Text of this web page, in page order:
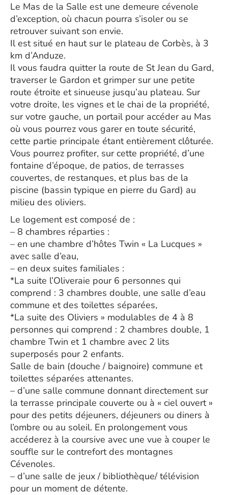
Le Mas de la Salle est une demeure cévenole
d’exception, où chacun pourra s’isoler ou se
retrouver suivant son envie.
Il est situé en haut sur le plateau de Corbès, à 3
km d’Anduze.
Il vous faudra quitter la route de St Jean du Gard,
traverser le Gardon et grimper sur une petite
route étroite et sinueuse jusqu’au plateau. Sur
votre droite, les vignes et le chai de la propriété,
sur votre gauche, un portail pour accéder au Mas
où vous pourrez vous garer en toute sécurité,
cette partie principale étant entièrement clôturée.
Vous pourrez profiter, sur cette propriété, d’une
fontaine d’époque, de patios, de terrasses
couvertes, de restanques, et plus bas de la
piscine (bassin typique en pierre du Gard) au
milieu des oliviers.
Le logement est composé de :
– 8 chambres réparties :
– en une chambre d’hôtes Twin « La Lucques »
avec salle d’eau,
– en deux suites familiales :
*La suite l’Oliveraie pour 6 personnes qui
comprend : 3 chambres double, une salle d’eau
commune et des toilettes séparées,
*La suite des Oliviers » modulables de 4 à 8
personnes qui comprend : 2 chambres double, 1
chambre Twin et 1 chambre avec 2 lits
superposés pour 2 enfants.
Salle de bain (douche / baignoire) commune et
toilettes séparées attenantes.
– d’une salle commune donnant directement sur
la terrasse principale couverte ou à « ciel ouvert »
pour des petits déjeuners, déjeuners ou diners à
l’ombre ou au soleil. En prolongement vous
accéderez à la coursive avec une vue à couper le
souffle sur le contrefort des montagnes
Cévenoles.
– d’une salle de jeux / bibliothèque/ télévision
pour un moment de détente.